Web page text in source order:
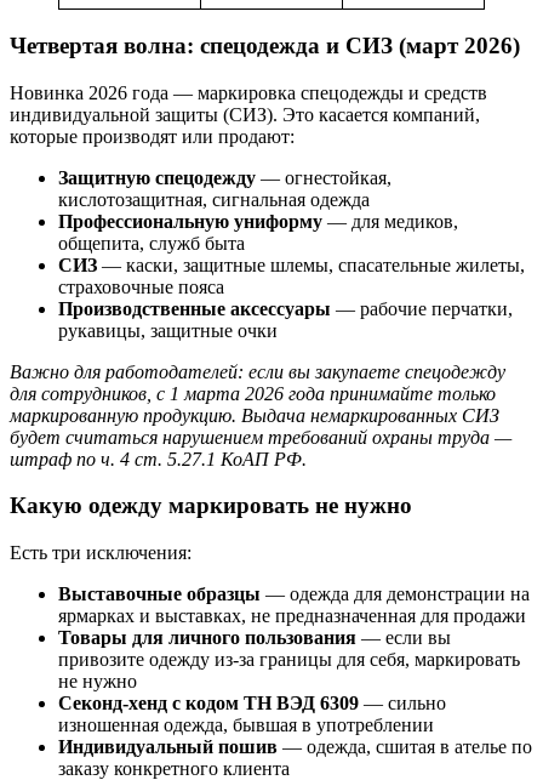
Четвертая волна: спецодежда и СИЗ (март 2026)
Новинка 2026 года — маркировка спецодежды и средств
индивидуальной защиты (СИЗ). Это касается компаний,
которые производят или продают:
Защитную спецодежду — огнестойкая,
кислотозащитная, сигнальная одежда
Профессиональную униформу — для медиков,
общепита, служб быта
СИЗ — каски, защитные шлемы, спасательные жилеты,
страховочные пояса
Производственные аксессуары — рабочие перчатки,
рукавицы, защитные очки
Важно для работодателей: если вы закупаете спецодежду
для сотрудников, с 1 марта 2026 года принимайте только
маркированную продукцию. Выдача немаркированных СИЗ
будет считаться нарушением требований охраны труда —
штраф по ч. 4 ст. 5.27.1 КоАП РФ.
Какую одежду маркировать не нужно
Есть три исключения:
Выставочные образцы — одежда для демонстрации на
ярмарках и выставках, не предназначенная для продажи
Товары для личного пользования — если вы
привозите одежду из-за границы для себя, маркировать
не нужно
Секонд-хенд с кодом ТН ВЭД 6309 — сильно
изношенная одежда, бывшая в употреблении
Индивидуальный пошив — одежда, сшитая в ателье по
заказу конкретного клиента